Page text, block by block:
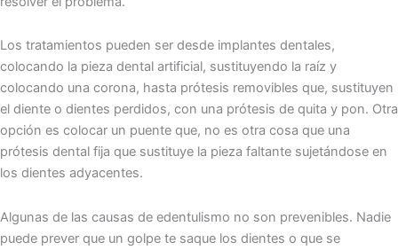
Los tratamientos pueden ser desde implantes dentales,
colocando la pieza dental artificial, sustituyendo la raíz y
colocando una corona, hasta prótesis removibles que, sustituyen
el diente o dientes perdidos, con una prótesis de quita y pon. Otra
opción es colocar un puente que, no es otra cosa que una
prótesis dental fija que sustituye la pieza faltante sujetándose en
los dientes adyacentes.
Algunas de las causas de edentulismo no son prevenibles. Nadie
puede prever que un golpe te saque los dientes o que se